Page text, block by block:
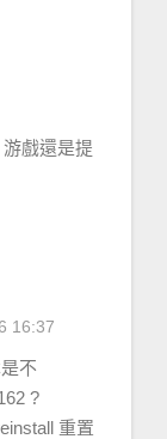
戲還是提
16:37
不
?
重置